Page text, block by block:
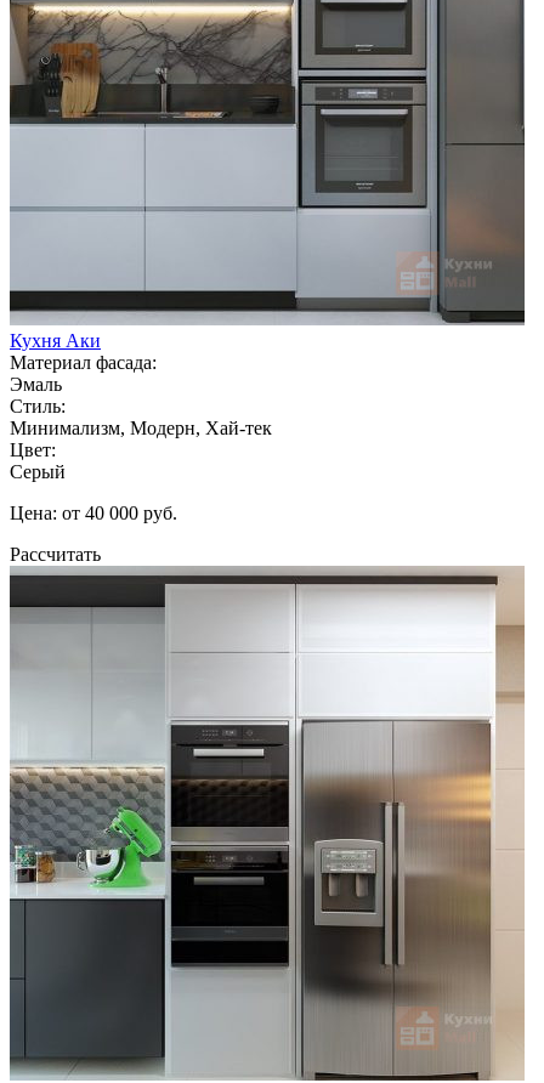
Кухня Аки
Материал фасада:
Эмаль
Стиль:
Минимализм, Модерн, Хай-тек
Цвет:
Серый
Цена: от 40 000 руб.
Рассчитать